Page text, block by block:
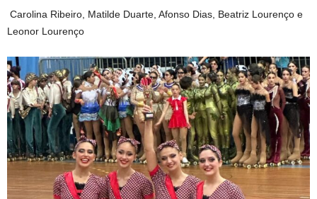
Carolina Ribeiro, Matilde Duarte, Afonso Dias, Beatriz Lourenço e
Leonor Lourenço